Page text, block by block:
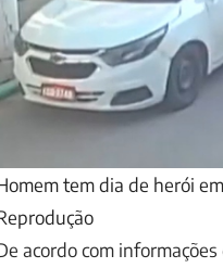
tem dia de herói
acordo com